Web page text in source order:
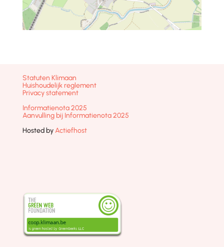
Statuten Klimaan
Huishoudelijk reglement
Privacy statement
Informatienota 2025
Aanvulling bij Informatienota 2025
Hosted byActiefhost